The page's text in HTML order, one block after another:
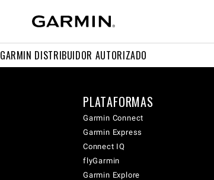
GARMIN DISTRIBUIDOR AUTORIZADO
PLATAFORMAS
Garmin Connect
Garmin Express
Connect IQ
flyGarmin
Garmin Explore